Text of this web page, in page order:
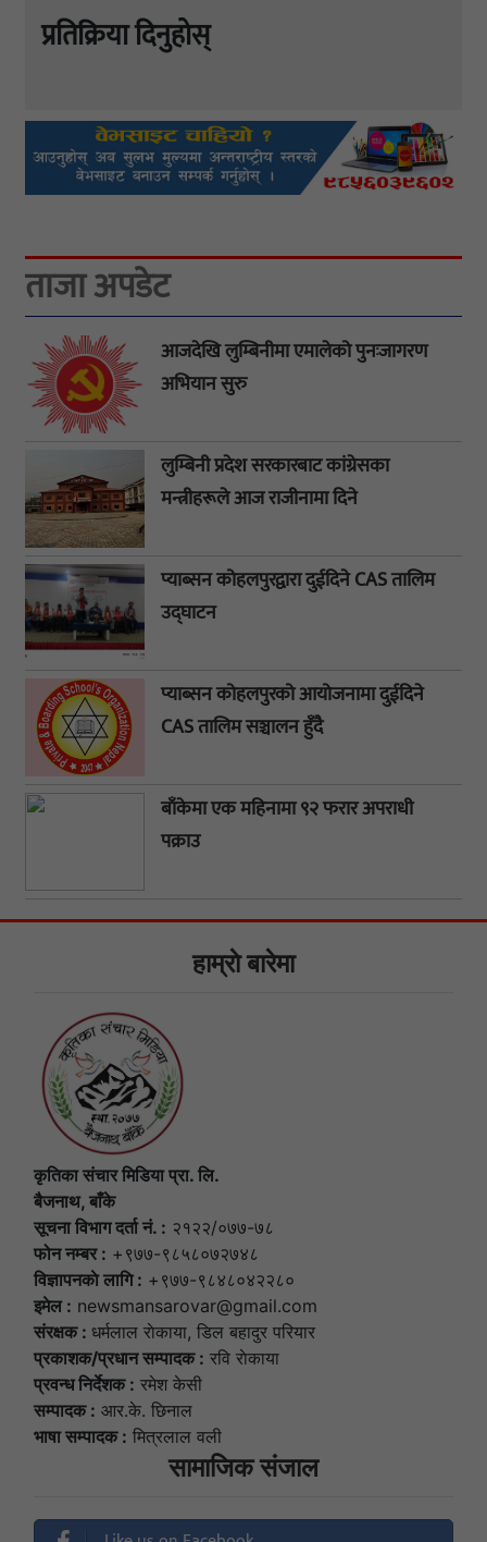
प्रतिक्रिया दिनुहोस्
ताजा अपडेट
आजदेखि लुम्बिनीमा एमालेको पुनःजागरण
अभियान सुरु
लुम्बिनी प्रदेश सरकारबाट कांग्रेसका
मन्त्रीहरूले आज राजीनामा दिने
प्याब्सन कोहलपुरद्वारा दुईदिने CAS तालिम
उद्घाटन
प्याब्सन कोहलपुरको आयोजनामा दुईदिने
CAS तालिम सञ्चालन हुँदै
बाँकेमा एक महिनामा ९२ फरार अपराधी
पक्राउ
हाम्राे बारेमा
कृतिका संचार मिडिया प्रा. लि.
बैजनाथ, बाँके
सूचना विभाग दर्ता नं. : २१२२/०७७-७८
फोन नम्बर : +९७७-९८५८०७२७४८
विज्ञापनकाे लागि : +९७७-९८४८०४२२८०
इमेल : newsmansarovar@gmail.com
संरक्षक : धर्मलाल राेकाया, डिल बहादुर परियार
प्रकाशक/प्रधान सम्पादक : रवि राेकाया
प्रवन्ध निर्देशक : रमेश केसी
सम्पादक : आर.के. छिनाल
भाषा सम्पादक : मित्रलाल वली
सामाजिक संजाल